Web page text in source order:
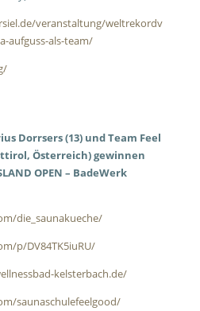
veranstaltung/weltrekordv
aufguss-als-team/
Dorrsers (13) und Team Feel
Österreich) gewinnen
OPEN – BadeWerk
die_saunakueche/
p/DV84TK5iuRU/
kelsterbach.de/
saunaschulefeelgood/